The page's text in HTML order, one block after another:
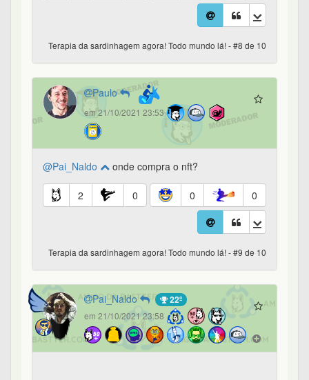
Terapia da sardinhagem agora! Todo mundo lá! - #8 de 10
Paulo
em 21/10/2021 23:53
@Pai_Naldo onde compra o nft?
2 0 0 0
Terapia da sardinhagem agora! Todo mundo lá! - #9 de 10
Pai_Naldo 22º
em 21/10/2021 23:58